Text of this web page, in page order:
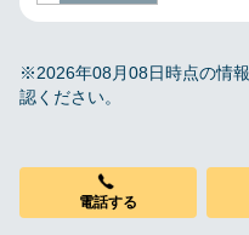
※2026年08月08日時点の情
認ください。
電話する